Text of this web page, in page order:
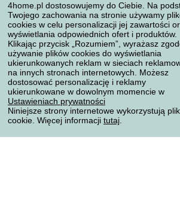
4home.pl dostosowujemy do Ciebie. Na
Twojego zachowania na stronie używamy
cookies w celu personalizacji jej zawartości
wyświetlania odpowiednich ofert i produktów.
Klikając przycisk „Rozumiem”, wyrażasz
używanie plików cookies do wyświetlania
ukierunkowanych reklam w sieciach
na innych stronach internetowych. Możesz
dostosować personalizację i reklamy
ukierunkowane w dowolnym momencie w
Ustawieniach prywatności
Niniejsze strony internetowe wykorzystują
cookie. Więcej informacji tutaj
Sposoby transportu
Metody płatności
Niezawodny sklep